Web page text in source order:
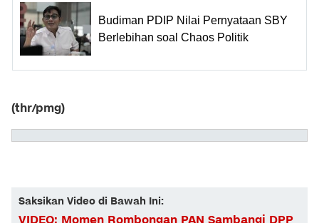
Budiman PDIP Nilai Pernyataan SBY
Berlebihan soal Chaos Politik
(thr/pmg)
Saksikan Video di Bawah Ini: